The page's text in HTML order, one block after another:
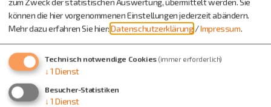
zum Zweck der statistischen Auswertung, übermittelt werden. Sie
können die hier vorgenommenen Einstellungen jederzeit abändern.
Mehr dazu erfahren Sie hier:Datenschutzerklärung /Impressum.
Technisch notwendige Cookies (immer erforderlich)
↓ 1 Dienst
Besucher-Statistiken
↓ 1 Dienst